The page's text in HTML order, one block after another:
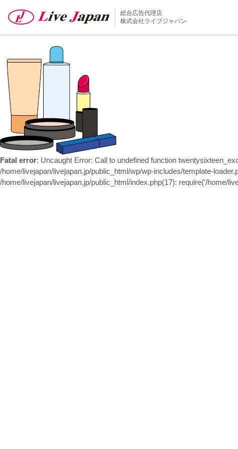
総合広告代理店
株式会社ライブジャパン
Fatal error: Uncaught Error: Call to undefined function
/home/livejapan/livejapan.jp/public_html/wp/wp-includes/template-
/home/livejapan/livejapan.jp/public_html/index.php(17): require('/home/